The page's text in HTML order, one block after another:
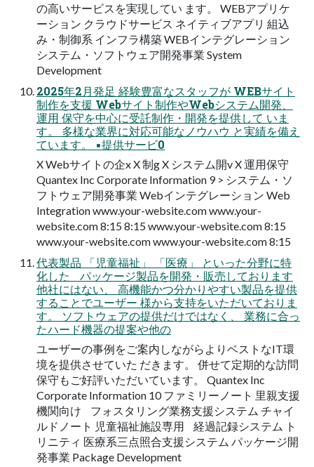
の高いサービスを実現してい ます。 WEBアプリケ
ーション クラウドサービス ネイティブアプリ 組込
み・制御系 インフラ構築 WEBインテグレーション
システム・ソフトウェア開発事業 System
Development
2025年2月発足 経験豊富なスタッフが WEBサイト
制作を支援 Webサイト制作やWebシステム開発、
運用 保守を中心に受託制作・開発を提供して いま
す。 多様な業界に対応可能なノウハウ と実績を備え
ています。 ▪提供サービ0
X Webサイトの企x X 制g X システム開v X 運⽤保守
Quantex Inc Corporate Information 9 > システム・ソ
フトウェア開発事業 Webインテグレーション Web
Integration www.your-website.com www.your-
website.com 8:15 8:15 www.your-website.com 8:15
www.your-website.com www.your-website.com 8:15
代表製品 「児童福祉」 「医療」 といった分野に特
化した パッケージ製品を開発・販売しております
他社にはない、 高機能かつ分かりやすい製品を提供
することでユーザー 様から支持をいただいておりま
す。 ソフトウェアの提供だけではなく、 業務に合っ
たハード機器の提案や他の
ユーザーの事例をご案内しながらよりベストなIT環
境を提供させていた だきます。 併せて定期的な訪問
保守もご好評いただいています。 Quantex Inc
Corporate Information 10 ファミリーノート 里親支援
機関向け フォスタリング業務支援システム チャイ
ルドノート 児童福祉施設専用 経過記録システム ト
リニティ 医療系三点照合支援システム パッケージ開
発事業 Package Development